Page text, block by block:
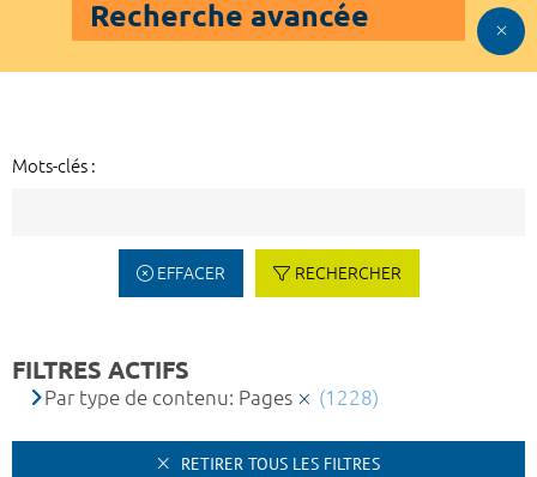
Recherche avancée
Mots-clés :
EFFACER RECHERCHER
FILTRES ACTIFS
Par type de contenu: Pages (1228)
RETIRER TOUS LES FILTRES